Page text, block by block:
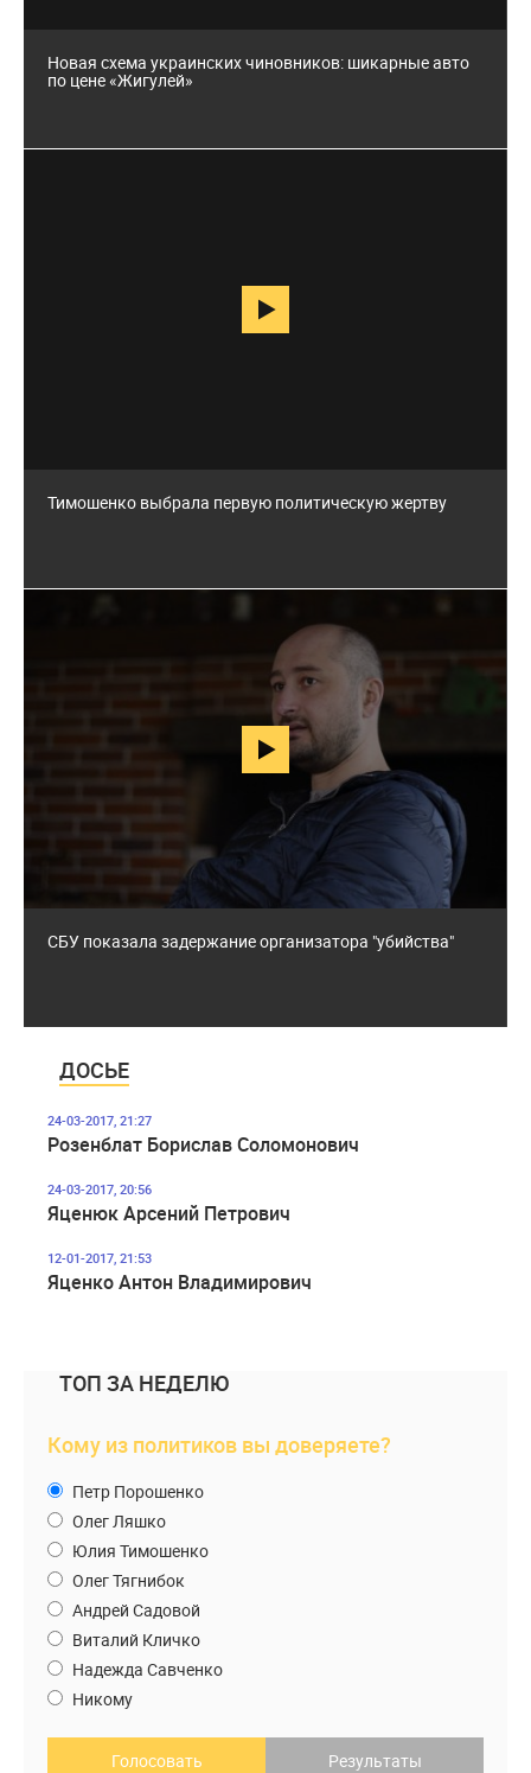
Новая схема украинских чиновников: шикарные авто
по цене «Жигулей»
Тимошенко выбрала первую политическую жертву
44 943
СБУ показала задержание организатора "убийства"
ДОСЬЕ
24-03-2017, 21:27
​Розенблат Борислав Соломонович
24-03-2017, 20:56
Яценюк Арсений Петрович
12-01-2017, 21:53
Яценко Антон Владимирович
ТОП ЗА НЕДЕЛЮ
Кому из политиков вы доверяете?
Петр Порошенко
Олег Ляшко
Юлия Тимошенко
Олег Тягнибок
Андрей Садовой
Виталий Кличко
Надежда Савченко
Никому
Голосовать Результаты